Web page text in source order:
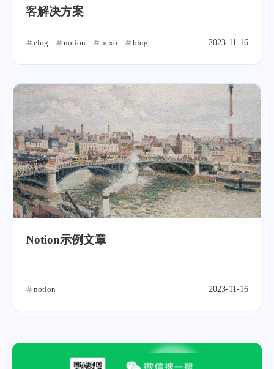
客解决方案
elog notion hexo blog 2023-11-16
Notion示例文章
notion 2023-11-16